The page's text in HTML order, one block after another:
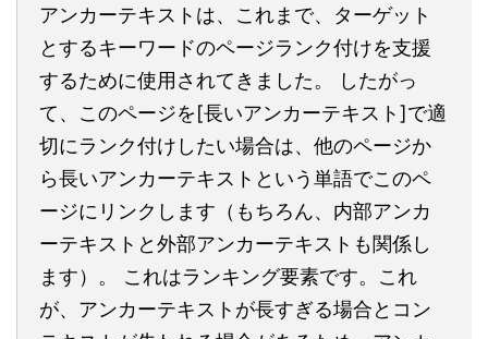
アンカーテキストは、これまで、ターゲット
とするキーワードのページランク付けを支援
するために使用されてきました。 したがっ
て、このページを[長いアンカーテキスト]で適
切にランク付けしたい場合は、他のページか
ら長いアンカーテキストという単語でこのペ
ージにリンクします（もちろん、内部アンカ
ーテキストと外部アンカーテキストも関係し
ます）。 これはランキング要素です。これ
が、アンカーテキストが長すぎる場合とコン